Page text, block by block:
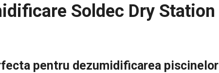
Soldec Dry Station
pentru dezumidificarea piscinelor